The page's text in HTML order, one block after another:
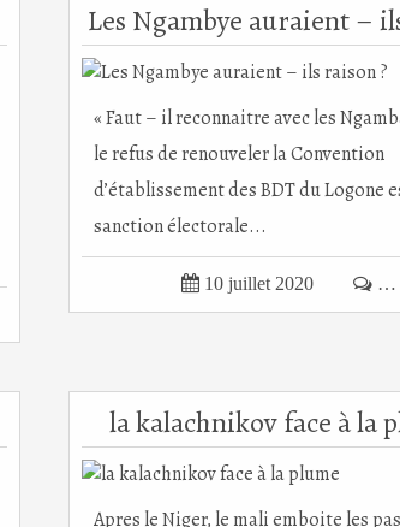
« Faut – il reconnaitre avec les
le refus de renouveler la Convention
d’établissement des BDT du Logone
sanction électorale...
 10 juillet 2020  …
la kalachnikov face à la
Apres le Niger, le mali emboite les